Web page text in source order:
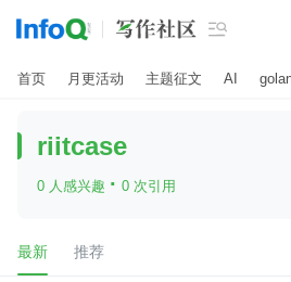

首页 月更活动 主题征文 AI
riitcase
0 人感兴趣 · 0 次引用
最新 推荐